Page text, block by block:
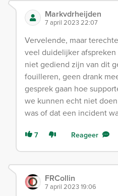
Markvdrheijden
7 april 2023 22:07
Vervelende, maar
veel duidelijker
niet gediend zijn van dit
fouilleren, geen drank
gesprek gaan hoe
we kunnen echt niet
was of dat een incident
7 Reageer
FRCollin
7 april 2023 19:06